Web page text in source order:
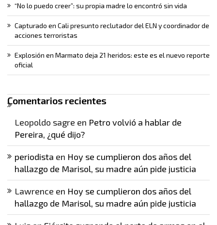
“No lo puedo creer”: su propia madre lo encontró sin vida
Capturado en Cali presunto reclutador del ELN y coordinador de
acciones terroristas
Explosión en Marmato deja 21 heridos: este es el nuevo reporte
oficial
Comentarios recientes
Leopoldo sagre en Petro volvió a hablar de
Pereira, ¿qué dijo?
periodista en Hoy se cumplieron dos años del
hallazgo de Marisol, su madre aún pide justicia
Lawrence en Hoy se cumplieron dos años del
hallazgo de Marisol, su madre aún pide justicia